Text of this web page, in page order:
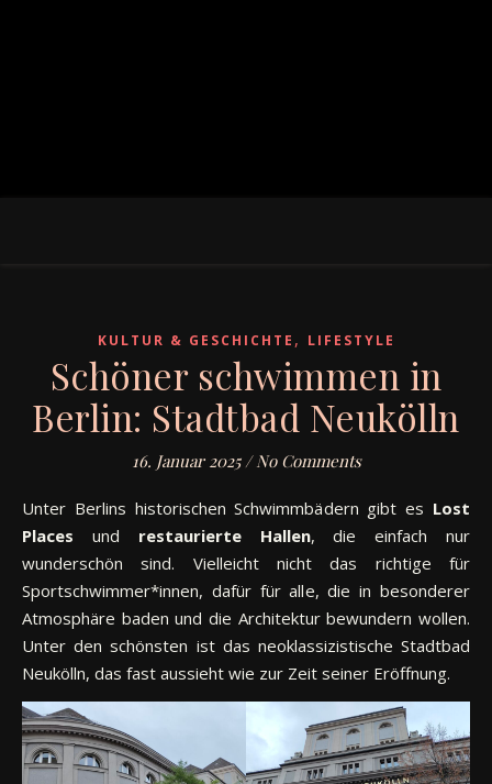
KULTUR & GESCHICHTE , LIFESTYLE
Schöner schwimmen in
Berlin: Stadtbad Neukölln
16. Januar 2025 / No Comments
Unter Berlins historischen Schwimmbädern gibt es Lost
Places und restaurierte Hallen, die einfach nur
wunderschön sind. Vielleicht nicht das richtige für
Sportschwimmer*innen, dafür für alle, die in besonderer
Atmosphäre baden und die Architektur bewundern wollen.
Unter den schönsten ist das neoklassizistische Stadtbad
Neukölln, das fast aussieht wie zur Zeit seiner Eröffnung.